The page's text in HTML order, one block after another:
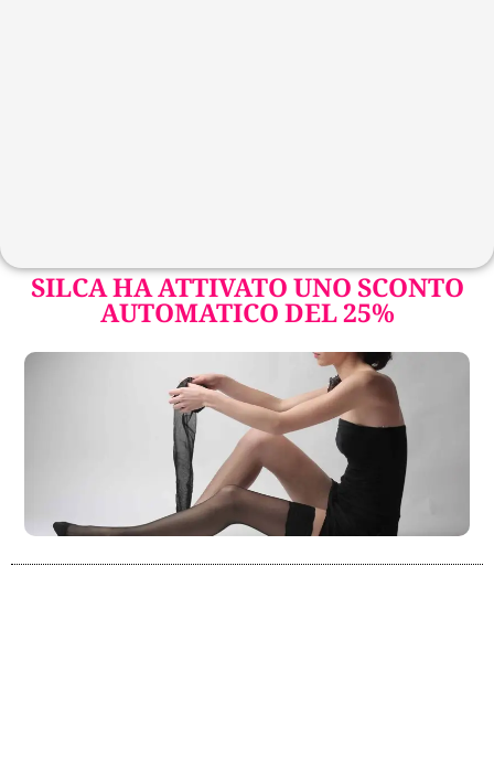
SILCA HA ATTIVATO UNO SCONTO
AUTOMATICO DEL 25%